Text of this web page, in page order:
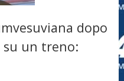
dopo
su un treno: